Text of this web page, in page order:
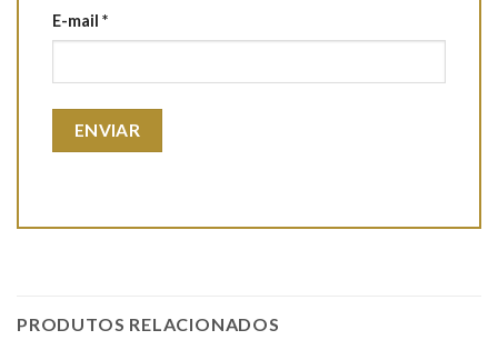
E-mail *
PRODUTOS RELACIONADOS